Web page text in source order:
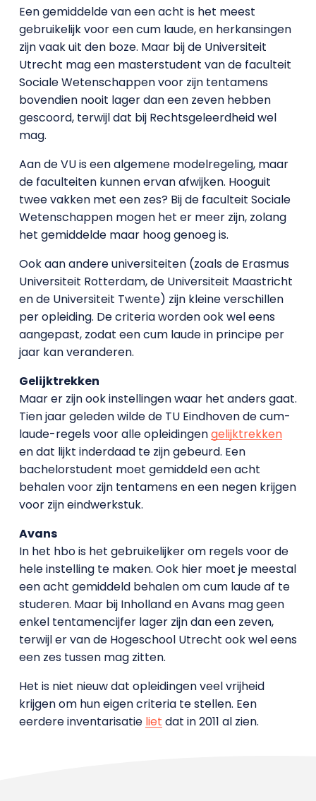
Een gemiddelde van een acht is het meest
gebruikelijk voor een cum laude, en herkansingen
zijn vaak uit den boze. Maar bij de Universiteit
Utrecht mag een masterstudent van de faculteit
Sociale Wetenschappen voor zijn tentamens
bovendien nooit lager dan een zeven hebben
gescoord, terwijl dat bij Rechtsgeleerdheid wel
mag.
Aan de VU is een algemene modelregeling, maar
de faculteiten kunnen ervan afwijken. Hooguit
twee vakken met een zes? Bij de faculteit Sociale
Wetenschappen mogen het er meer zijn, zolang
het gemiddelde maar hoog genoeg is.
Ook aan andere universiteiten (zoals de Erasmus
Universiteit Rotterdam, de Universiteit Maastricht
en de Universiteit Twente) zijn kleine verschillen
per opleiding. De criteria worden ook wel eens
aangepast, zodat een cum laude in principe per
jaar kan veranderen.
Gelijktrekken
Maar er zijn ook instellingen waar het anders gaat.
Tien jaar geleden wilde de TU Eindhoven de cum-
laude-regels voor alle opleidingengelijktrekken
en dat lijkt inderdaad te zijn gebeurd. Een
bachelorstudent moet gemiddeld een acht
behalen voor zijn tentamens en een negen krijgen
voor zijn eindwerkstuk.
Avans
In het hbo is het gebruikelijker om regels voor de
hele instelling te maken. Ook hier moet je meestal
een acht gemiddeld behalen om cum laude af te
studeren. Maar bij Inholland en Avans mag geen
enkel tentamencijfer lager zijn dan een zeven,
terwijl er van de Hogeschool Utrecht ook wel eens
een zes tussen mag zitten.
Het is niet nieuw dat opleidingen veel vrijheid
krijgen om hun eigen criteria te stellen. Een
eerdere inventarisatie liet dat in 2011 al zien.